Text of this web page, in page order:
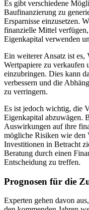
Es gibt verschiedene
Baufinanzierung zu
Ersparnisse einzusetzen.
finanzielle Mittel
Eigenkapital verwenden
Ein weiterer Ansatz ist
Wertpapiere zu verkaufen
einzubringen. Dies kann
verbessern und die
zu verringern.
Es ist jedoch wichtig, die
Eigenkapital abzuwägen.
Auswirkungen auf ihre
mögliche Risiken wie den
Investitionen in Betracht
Beratung durch einen
Entscheidung zu treffen.
Prognosen für die
Experten gehen davon